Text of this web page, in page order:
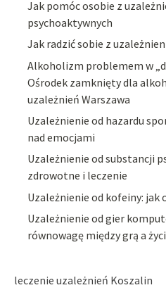
Jak pomóc osobie z
psychoaktywnych
Jak radzić sobie z
Alkoholizm problemem w
Ośrodek zamknięty dla
uzależnień Warszawa
Uzależnienie od hazardu
nad emocjami
Uzależnienie od substancji
zdrowotne i leczenie
Uzależnienie od kofeiny: jak
Uzależnienie od gier
równowagę między grą a
leczenie uzależnień Koszalin